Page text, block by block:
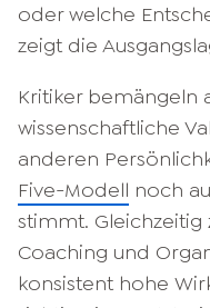
oder welche
zeigt die
Kritiker bemängeln
wissenschaftliche
anderen
Five-Modell noch
stimmt. Gleichzeitig
Coaching und
konsistent hohe